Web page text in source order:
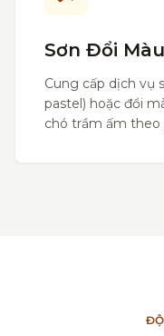
Sơn Đổi
Cung cấp dịch vụ
pastel) hoặc đổi
chó trầm ấm theo